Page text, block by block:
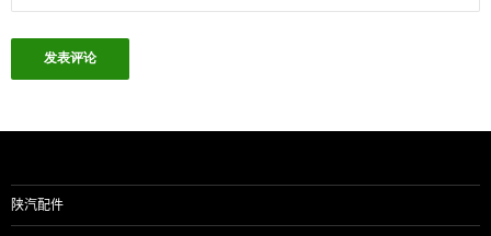
陕汽配件